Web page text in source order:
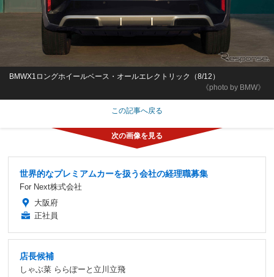
《photo by BMW》
BMWX1ロングホイールベース・オールエレクトリック（8/12）
この記事へ戻る
世界的なプレミアムカーを扱う会社の経理職募集
For Next株式会社
大阪府
正社員
店長候補
しゃぶ菜 ららぽーと立川立飛